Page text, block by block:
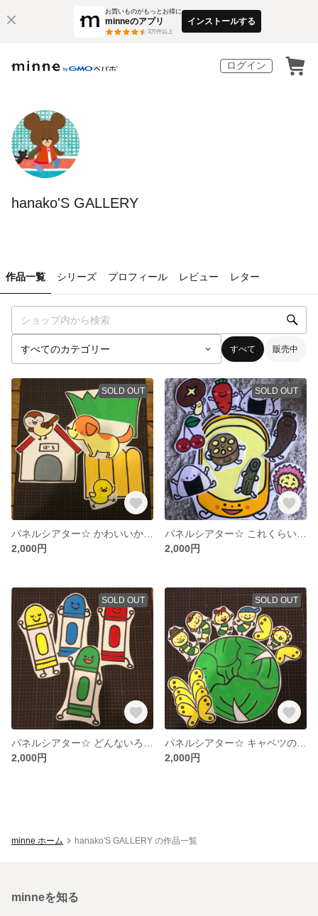
お買いものがもっとお得に
minneのアプリ
3万件以上
インストールする
ログイン
hanako'S GALLERY
作品一覧 シリーズ プロフィール レビュー レター
すべて 販売中
SOLD OUT
2,000円
SOLD OUT
2,000円
SOLD OUT
2,000円
SOLD OUT
2,000円
minne ホーム hanako'S GALLERY の作品一覧
minneを知る